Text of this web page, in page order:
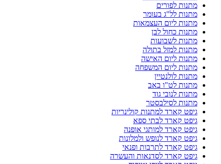
מתנות לפורים
מתנות לל"ג בעומר
מתנות ליום העצמאות
מתנות כחול לבן
מתנות לשבועות
מתנות למזל בתולה
מתנות ליום האישה
מתנות ליום המשפחה
מתנות לולנטיין
מתנות לט"ו באב
מתנות לנובי גוד
מתנות לסילבסטר
גיפט קארד למתנות קולינריות
גיפט קארד לבתי ספא
גיפט קארד למותגי אופנה
גיפט קארד לנופש ולמלונות
גיפט קארד לתרבות ופנאי
גיפט קארד לסדנאות והעשרה